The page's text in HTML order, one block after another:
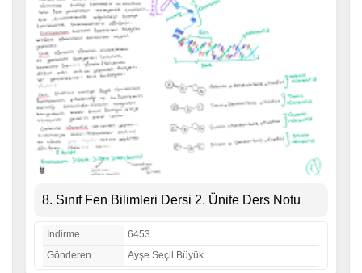
8. Sınıf Fen Bilimleri Dersi 2. Ünite Ders Notu
İndirme
6453
Gönderen
Ayşe Seçil Büyük